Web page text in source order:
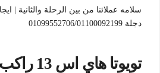
سلامه عملائنا من بين الرحلة والثانية |
دجلة 01099552706/01100092199
تويوتا